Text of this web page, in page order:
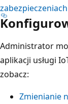
Administrator
aplikacji usługi
zobacz:
Zmienianie